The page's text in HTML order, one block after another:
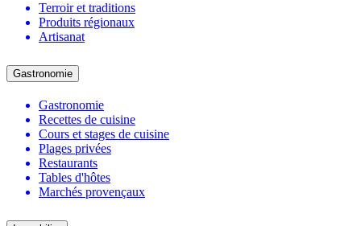
Terroir et traditions
Produits régionaux
Artisanat
Gastronomie
Gastronomie
Recettes de cuisine
Cours et stages de cuisine
Plages privées
Restaurants
Tables d'hôtes
Marchés provençaux